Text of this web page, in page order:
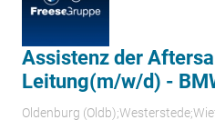
Assistenz der
Leitung(m/w/d) -
Oldenburg